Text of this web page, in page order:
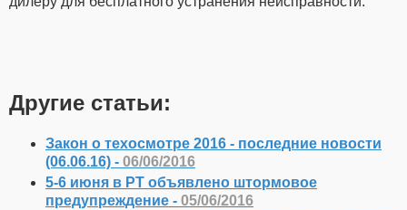
Другие статьи:
Закон о техосмотре 2016 - последние новости
(06.06.16) - 06/06/2016
5-6 июня в РТ объявлено штормовое
предупреждение - 05/06/2016